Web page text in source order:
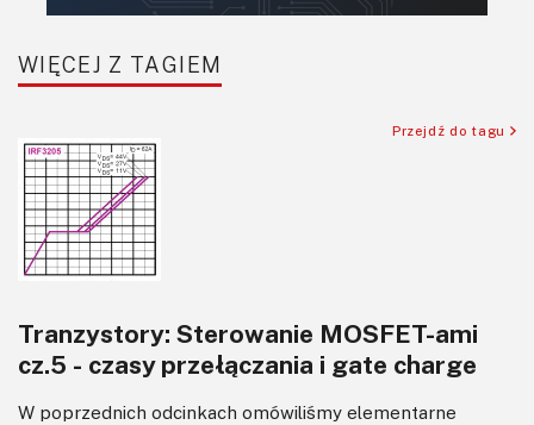
Sensory
Software
Sterowanie
Transformatory
Tranzystory
Wzmacniacze
Zasilanie
WIĘCEJ Z TAGIEM
Przejdź do tagu
Tranzystory: Sterowanie MOSFET-ami
cz.5 - czasy przełączania i gate charge
W poprzednich odcinkach omówiliśmy elementarne